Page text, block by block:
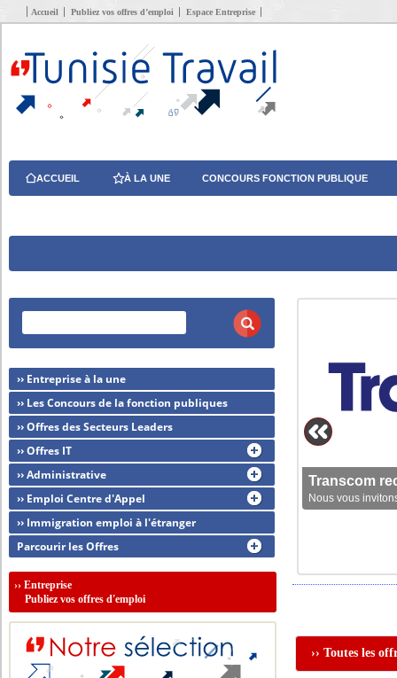
Accueil Publiez vos offres d’emploi Espace Entreprise
ACCUEIL À LA UNE CONCOURS FONCTION PUBLIQUE
Transcom
Nous vous
›› Toutes les
›› Entreprise à la une
›› Les Concours de la fonction publiques
›› Offres des Secteurs Leaders
›› Offres IT
›› Administrative
›› Emploi Centre d'Appel
›› Immigration emploi à l'étranger
Parcourir les Offres
››Entreprise
Publiez vos offres d'emploi